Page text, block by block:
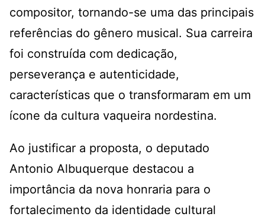
compositor, tornando-se uma das principais
referências do gênero musical. Sua carreira
foi construída com dedicação,
perseverança e autenticidade,
características que o transformaram em um
ícone da cultura vaqueira nordestina.
Ao justificar a proposta, o deputado
Antonio Albuquerque destacou a
importância da nova honraria para o
fortalecimento da identidade cultural